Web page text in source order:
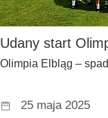
Udany start
Olimpia Elbląg –
25 maja 2025